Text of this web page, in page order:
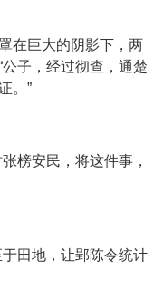
在巨大的阴影下，两
子，经过彻查，通楚
。”
榜安民，将这件事，
田地，让郢陈令统计